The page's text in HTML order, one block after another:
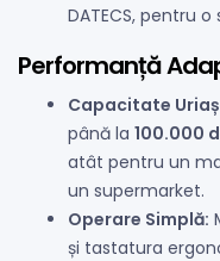
DATECS, pentru
Performanță
Capacitate
până la 100.000
atât pentru un
un supermarket.
Operare Simplă:
și tastatura